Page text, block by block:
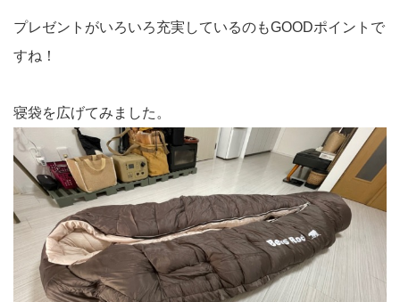
プレゼントがいろいろ充実しているのもGOODポイントで
すね！
寝袋を広げてみました。